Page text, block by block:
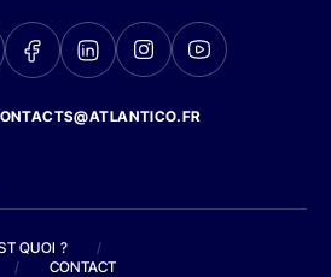
QUOI ?
/
/ CONTACT